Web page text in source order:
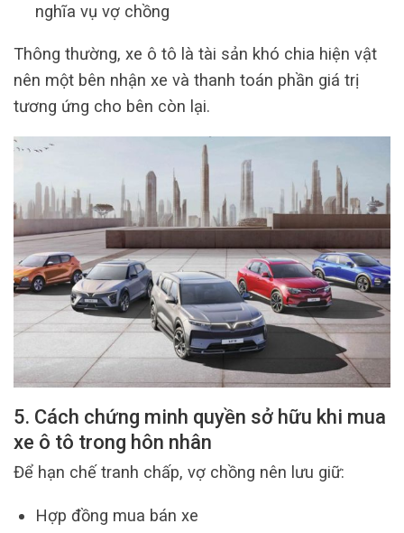
nghĩa vụ vợ chồng
Thông thường, xe ô tô là tài sản khó chia hiện vật
nên một bên nhận xe và thanh toán phần giá trị
tương ứng cho bên còn lại.
5. Cách chứng minh quyền sở hữu khi mua
xe ô tô trong hôn nhân
Để hạn chế tranh chấp, vợ chồng nên lưu giữ:
Hợp đồng mua bán xe